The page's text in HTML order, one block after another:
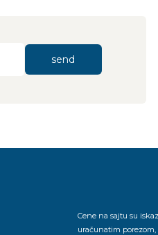
send
Cene na sajtu su
uračunatim porezom,